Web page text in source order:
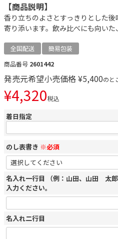
【商品説明】
香り立ちのよさとすっきりとした
寄り添います。飲み比べにも向いた
全国配送
簡易包装
商品番号 2601442
発売元希望小売価格¥5,400のと
¥4,320税込
着日指定
のし表書き ※必須
名入れ一行目 （例：山田、山田 太
入力ください。
名入れ二行目